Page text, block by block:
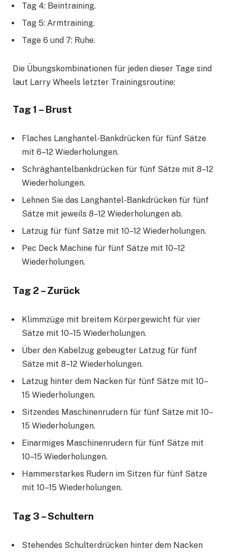
Tag 4: Beintraining.
Tag 5: Armtraining.
Tage 6 und 7: Ruhe.
Die Übungskombinationen für jeden dieser Tage sind
laut Larry Wheels letzter Trainingsroutine:
Tag 1 – Brust
Flaches Langhantel-Bankdrücken für fünf Sätze
mit 6–12 Wiederholungen.
Schräghantelbankdrücken für fünf Sätze mit 8–12
Wiederholungen.
Lehnen Sie das Langhantel-Bankdrücken für fünf
Sätze mit jeweils 8–12 Wiederholungen ab.
Latzug für fünf Sätze mit 10–12 Wiederholungen.
Pec Deck Machine für fünf Sätze mit 10–12
Wiederholungen.
Tag 2 – Zurück
Klimmzüge mit breitem Körpergewicht für vier
Sätze mit 10–15 Wiederholungen.
Über den Kabelzug gebeugter Latzug für fünf
Sätze mit 8–12 Wiederholungen.
Latzug hinter dem Nacken für fünf Sätze mit 10–
15 Wiederholungen.
Sitzendes Maschinenrudern für fünf Sätze mit 10–
15 Wiederholungen.
Einarmiges Maschinenrudern für fünf Sätze mit
10–15 Wiederholungen.
Hammerstarkes Rudern im Sitzen für fünf Sätze
mit 10–15 Wiederholungen.
Tag 3 – Schultern
Stehendes Schulterdrücken hinter dem Nacken